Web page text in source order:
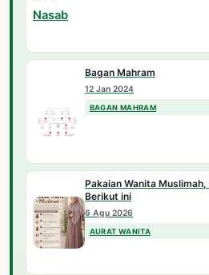
Bagan Mahram
12 Jan 2024
BAGAN MAHRAM
Pakaian Wanita
Berikut ini
6 Agu 2026
AURAT WANITA